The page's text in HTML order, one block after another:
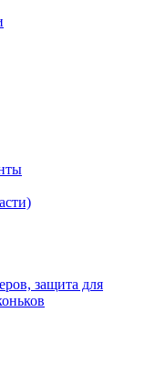
защита для